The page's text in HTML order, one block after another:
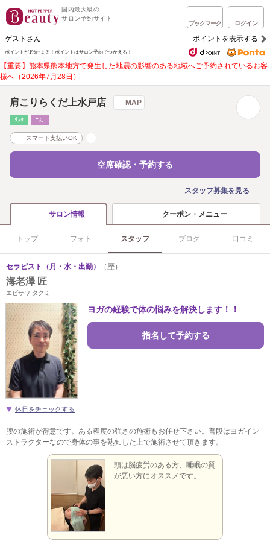
国内最大級の
サロン予約サイト
ブックマーク ログイン
ゲストさん ポイントを表示する
ポイントが1%たまる！ ポイントはサロン予約でつかえる！
【重要】熊本県熊本地方で発生した地震の影響のある地域へご予約されているお客
様へ（2026年7月28日）
肩こりらくだ上水戸店 MAP
ﾘﾗｸ ｴｽﾃ
スマート支払いOK
空席確認・予約する
スタッフ募集を見る
サロン情報 クーポン・メニュー
トップ フォト スタッフ ブログ 口コミ
セラピスト（月・水・出勤） （歴）
海老澤 匠
エビサワ タクミ
休日をチェックする
ヨガの経験で体の悩みを解決します！！
指名して予約する
腰の施術が得意です。ある程度の強さの施術もお任せ下さい。普段はヨガイン
ストラクターなので身体の事を熟知した上で施術させて頂きます。
頭は脳疲労のある方、睡眠の質
が悪い方にオススメです。